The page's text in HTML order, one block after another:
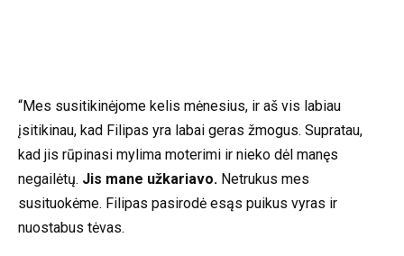
“Mes susitikinėjome kelis mėnesius, ir aš vis labiau
įsitikinau, kad Filipas yra labai geras žmogus. Supratau,
kad jis rūpinasi mylima moterimi ir nieko dėl manęs
negailėtų. Jis mane užkariavo. Netrukus mes
susituokėme. Filipas pasirodė esąs puikus vyras ir
nuostabus tėvas.